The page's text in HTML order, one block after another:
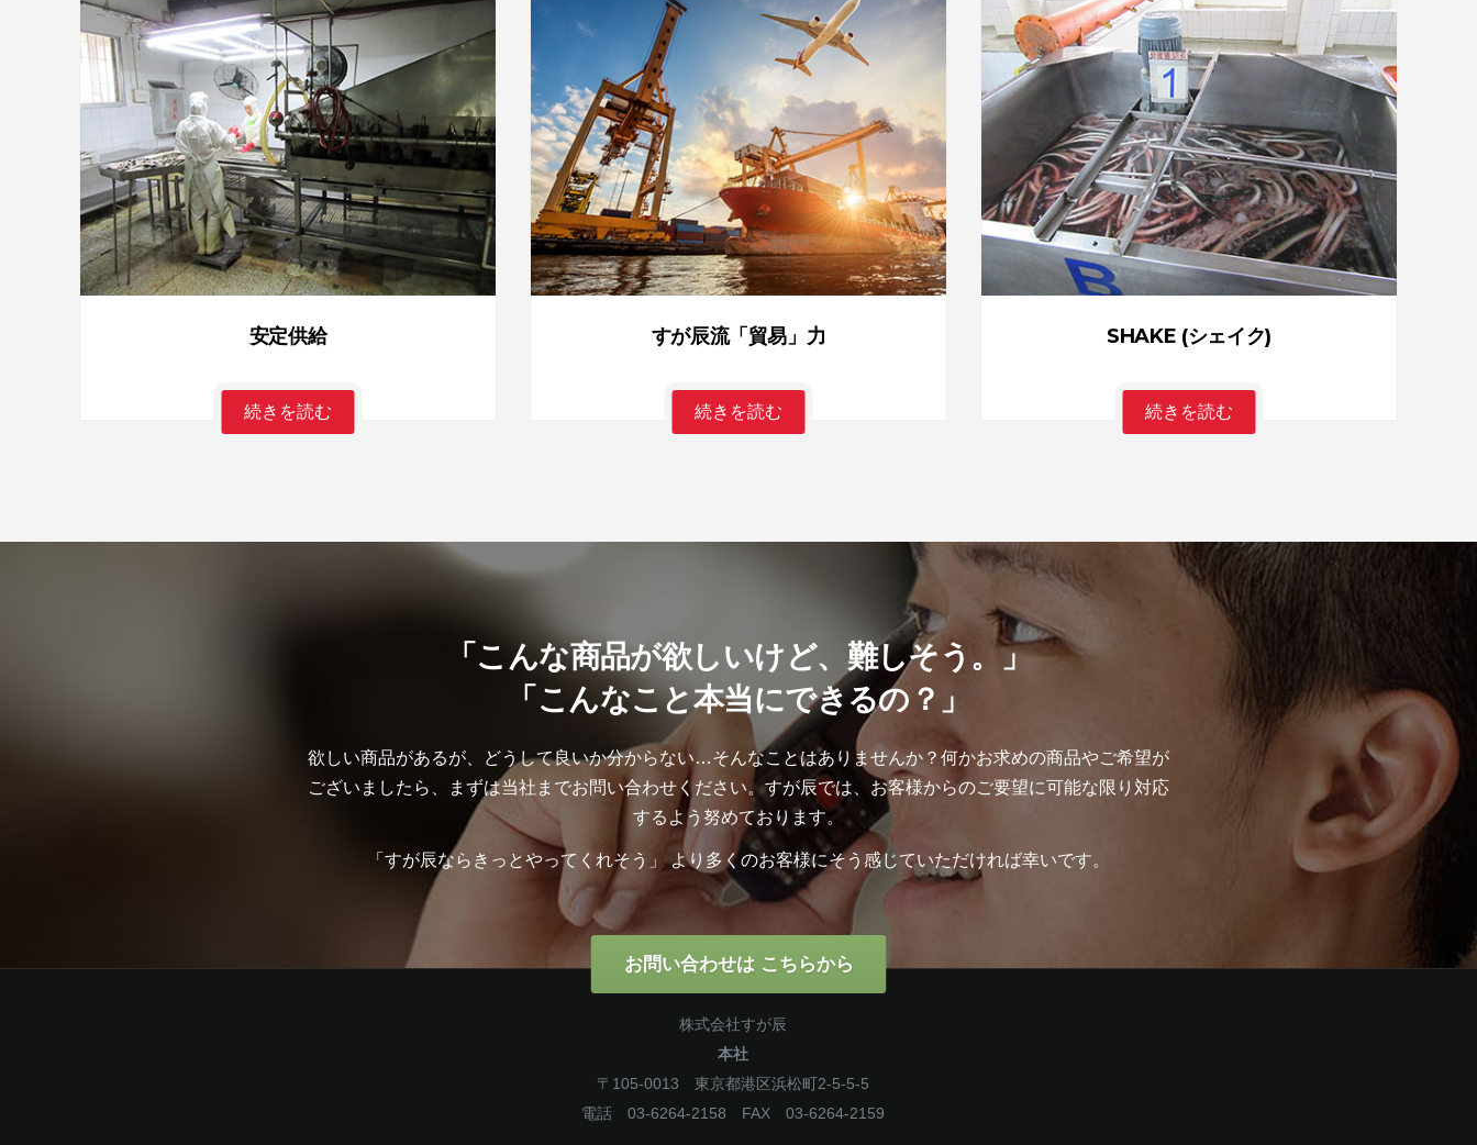
安定供給
続きを読む
すが辰流「貿易」力
続きを読む
SHAKE (シェイク)
続きを読む
「こんな商品が欲しいけど、難しそう。」
「こんなこと本当にできるの？」
欲しい商品があるが、どうして良いか分からない…そんなことはありませんか？何かお求めの商品やご希望が
ございましたら、まずは当社までお問い合わせください。すが辰では、お客様からのご要望に可能な限り対応
するよう努めております。
「すが辰ならきっとやってくれそう」 より多くのお客様にそう感じていただければ幸いです。
お問い合わせは こちらから
株式会社すが辰
本社
〒105-0013 東京都港区浜松町2-5-5-5
電話 03-6264-2158 FAX 03-6264-2159